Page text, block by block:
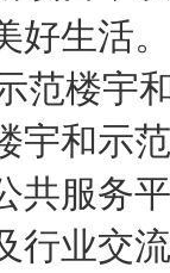
好生活。
楼宇
宇和示
共服务
行业交